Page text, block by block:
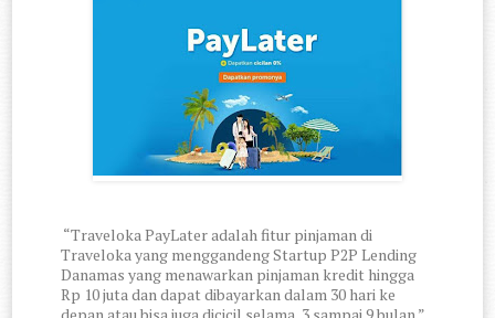
“Traveloka PayLater adalah fitur pinjaman di
Traveloka yang menggandeng Startup P2P Lending
Danamas yang menawarkan pinjaman kredit hingga
Rp 10 juta dan dapat dibayarkan dalam 30 hari ke